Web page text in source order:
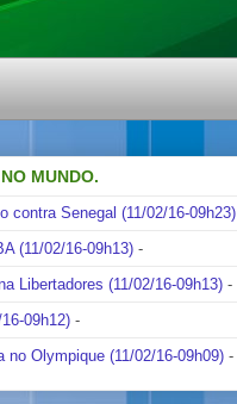
MUNDO.
Senegal (11/02/16-09h23)
(11/02/16-09h13) -
Libertadores (11/02/16-09h13) -
09h12) -
no Olympique (11/02/16-09h09) -